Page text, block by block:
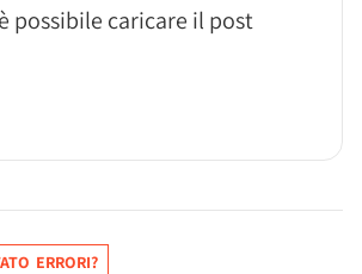
possibile caricare il post
ERRORI?